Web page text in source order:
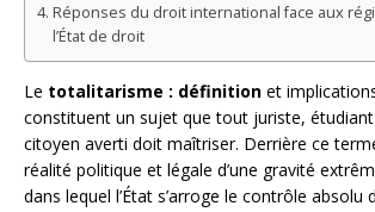
Réponses du droit international face aux
l’État de droit
Le totalitarisme : définition et
constituent un sujet que tout juriste,
citoyen averti doit maîtriser. Derrière ce
réalité politique et légale d’une gravité
dans lequel l’État s’arroge le contrôle absolu